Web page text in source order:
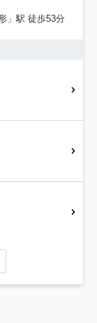
」駅 徒歩53分